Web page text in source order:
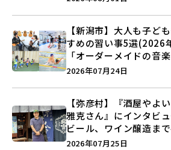
【新潟市】大人も子ど
すめの習い事5選(2026
「オーダーメイドの音
キックボクシング」で
2026年07月24日
【弥彦村】『酒屋やよ
雅克さん』にインタビ
ビール、ワイン醸造ま
史”に迫る♪
2026年07月25日